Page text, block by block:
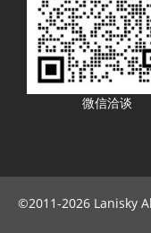
微信洽谈
©2011-2026 Lanisky